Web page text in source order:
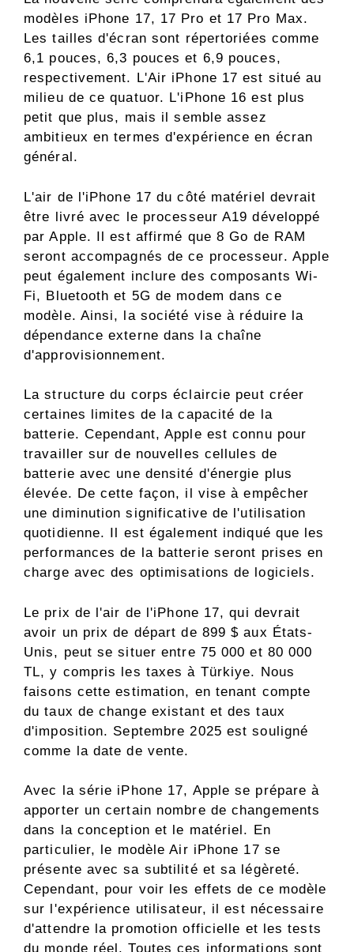
modèles iPhone 17, 17 Pro et 17 Pro Max.
Les tailles d'écran sont répertoriées comme
6,1 pouces, 6,3 pouces et 6,9 pouces,
respectivement. L'Air iPhone 17 est situé au
milieu de ce quatuor. L'iPhone 16 est plus
petit que plus, mais il semble assez
ambitieux en termes d'expérience en écran
général.
L'air de l'iPhone 17 du côté matériel devrait
être livré avec le processeur A19 développé
par Apple. Il est affirmé que 8 Go de RAM
seront accompagnés de ce processeur. Apple
peut également inclure des composants Wi-
Fi, Bluetooth et 5G de modem dans ce
modèle. Ainsi, la société vise à réduire la
dépendance externe dans la chaîne
d'approvisionnement.
La structure du corps éclaircie peut créer
certaines limites de la capacité de la
batterie. Cependant, Apple est connu pour
travailler sur de nouvelles cellules de
batterie avec une densité d'énergie plus
élevée. De cette façon, il vise à empêcher
une diminution significative de l'utilisation
quotidienne. Il est également indiqué que les
performances de la batterie seront prises en
charge avec des optimisations de logiciels.
Le prix de l'air de l'iPhone 17, qui devrait
avoir un prix de départ de 899 $ aux États-
Unis, peut se situer entre 75 000 et 80 000
TL, y compris les taxes à Türkiye. Nous
faisons cette estimation, en tenant compte
du taux de change existant et des taux
d'imposition. Septembre 2025 est souligné
comme la date de vente.
Avec la série iPhone 17, Apple se prépare à
apporter un certain nombre de changements
dans la conception et le matériel. En
particulier, le modèle Air iPhone 17 se
présente avec sa subtilité et sa légèreté.
Cependant, pour voir les effets de ce modèle
sur l'expérience utilisateur, il est nécessaire
d'attendre la promotion officielle et les tests
du monde réel. Toutes ces informations sont